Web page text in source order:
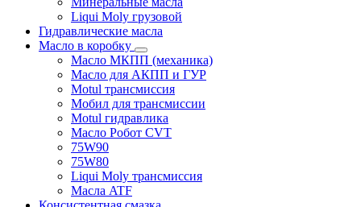
Liqui Moly грузовой
Гидравлические масла
Масло в коробку
Масло МКПП (механика)
Масло для АКПП и ГУР
Motul трансмиссия
Мобил для трансмиссии
Motul гидравлика
Масло Робот CVT
75W90
75W80
Liqui Moly трансмиссия
Масла ATF